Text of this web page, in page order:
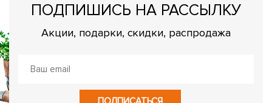
ПОДПИШИСЬ НА РАССЫЛКУ
Акции, подарки, скидки, распродажа